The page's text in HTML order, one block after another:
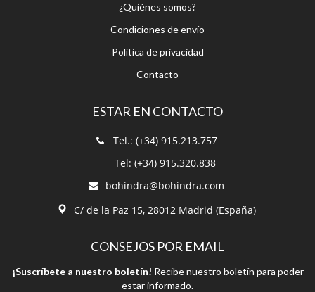
¿Quiénes somos?
Condiciones de envío
Política de privacidad
Contacto
ESTAR EN CONTACTO
Tel.: (+34) 915.213.757
Tel: (+34) 915.320.838
bohindra@bohindra.com
C/ de la Paz 15, 28012 Madrid (España)
CONSEJOS POR EMAIL
¡Suscríbete a nuestro boletín! Recibe nuestro boletín para poder
estar informado.